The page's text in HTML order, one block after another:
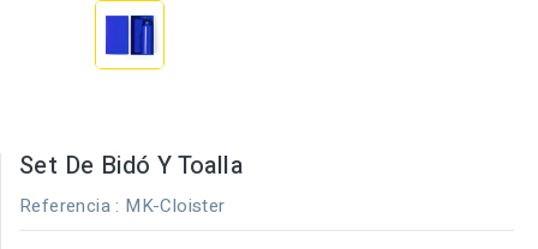
Set De Bidó Y Toalla
Referencia : MK-Cloister